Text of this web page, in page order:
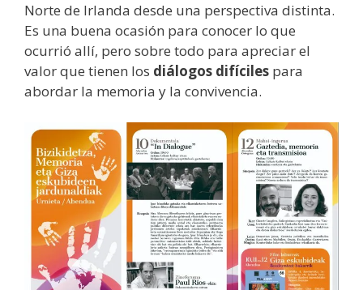
Norte de Irlanda desde una perspectiva distinta.
Es una buena ocasión para conocer lo que
ocurrió allí, pero sobre todo para apreciar el
valor que tienen los diálogos difíciles para
abordar la memoria y la convivencia.